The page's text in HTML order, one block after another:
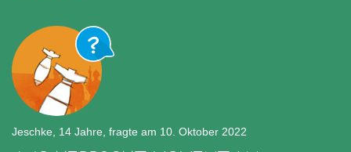
Jeschke, 14 Jahre, fragte am 10. Oktober 2022